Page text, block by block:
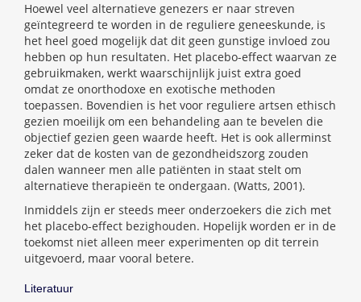
Hoewel veel alternatieve genezers er naar streven
geïntegreerd te worden in de reguliere geneeskunde, is
het heel goed mogelijk dat dit geen gunstige invloed zou
hebben op hun resultaten. Het placebo-effect waarvan ze
gebruikmaken, werkt waarschijnlijk juist extra goed
omdat ze onorthodoxe en exotische methoden
toepassen. Bovendien is het voor reguliere artsen ethisch
gezien moeilijk om een behandeling aan te bevelen die
objectief gezien geen waarde heeft. Het is ook allerminst
zeker dat de kosten van de gezondheidszorg zouden
dalen wanneer men alle patiënten in staat stelt om
alternatieve therapieën te ondergaan. (Watts, 2001).
Inmiddels zijn er steeds meer onderzoekers die zich met
het placebo-effect bezighouden. Hopelijk worden er in de
toekomst niet alleen meer experimenten op dit terrein
uitgevoerd, maar vooral betere.
Literatuur